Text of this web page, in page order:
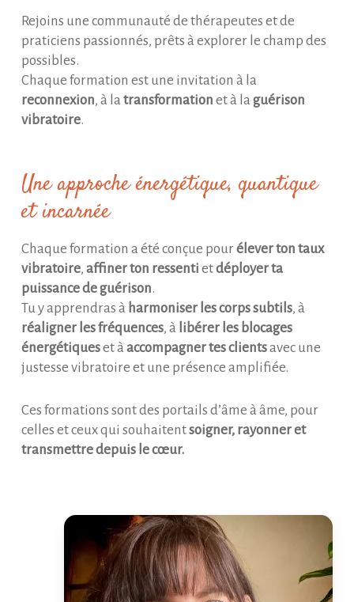
Rejoins une communauté de thérapeutes et de
praticiens passionnés, prêts à explorer le champ des
possibles.
Chaque formation est une invitation à la
reconnexion, à la transformation et à la guérison
vibratoire.
Une approche énergétique, quantique
et incarnée
Chaque formation a été conçue pourélever ton taux
vibratoire, affiner ton ressenti etdéployer ta
puissance de guérison.
Tu y apprendras à harmoniser les corps subtils, à
réaligner les fréquences, à libérer les blocages
énergétiqueset àaccompagner tes clientsavec une
justesse vibratoire et une présence amplifiée.
Ces formations sont des portails d’âme à âme, pour
celles et ceux qui souhaitentsoigner, rayonner et
transmettre depuis le cœur.